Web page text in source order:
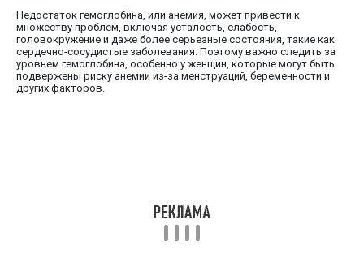
Недостаток гемоглобина, или анемия, может привести к
множеству проблем, включая усталость, слабость,
головокружение и даже более серьезные состояния, такие как
сердечно-сосудистые заболевания. Поэтому важно следить за
уровнем гемоглобина, особенно у женщин, которые могут быть
подвержены риску анемии из-за менструаций, беременности и
других факторов.